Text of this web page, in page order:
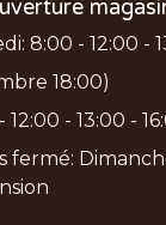
8:00 - 12:00 -
18:00)
- 13:00 -
fermé: